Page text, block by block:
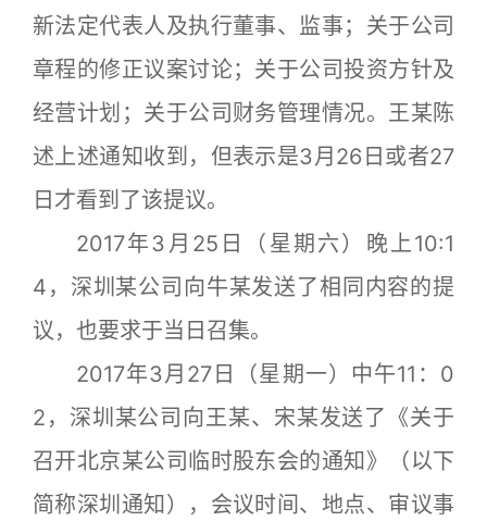
新法定代表人及执行董事、监事；关于公司
章程的修正议案讨论；关于公司投资方针及
经营计划；关于公司财务管理情况。王某陈
述上述通知收到，但表示是3月26日或者27
日才看到了该提议。
2017年3月25日（星期六）晚上10:1
4，深圳某公司向牛某发送了相同内容的提
议，也要求于当日召集。
2017年3月27日（星期一）中午11：0
2，深圳某公司向王某、宋某发送了《关于
召开北京某公司临时股东会的通知》（以下
简称深圳通知），会议时间、地点、审议事